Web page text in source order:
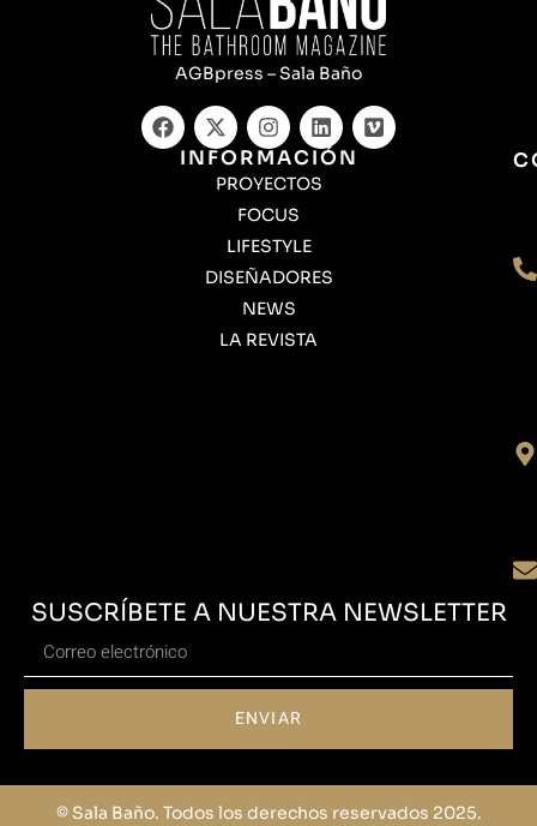
AGBpress – Sala Baño
INFORMACIÓN
PROYECTOS
FOCUS
LIFESTYLE
DISEÑADORES
NEWS
LA REVISTA
SUSCRÍBETE A NUESTRA NEWSLETTER
ENVIAR
© Sala Baño. Todos los derechos reservados 2025.